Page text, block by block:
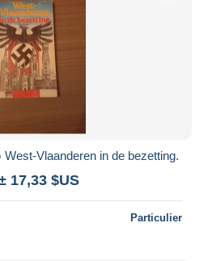
Vlaanderen in de bezetting.
17,33 $US
Particulier